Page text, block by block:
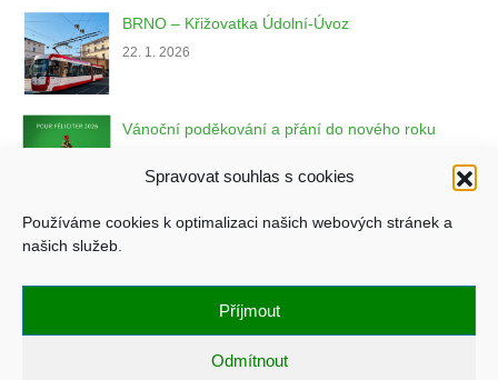
Spravovat souhlas s cookies
Používáme cookies k optimalizaci našich webových stránek a
našich služeb.
Příjmout
Odmítnout
BRNO – Křižovatka Údolní-Úvoz
22. 1. 2026
Vánoční poděkování a přání do nového roku
Copyright © ESKO, spol. s r.o.
Zásady ochrany osobních údajů
Všeobecné obchodní podmínky
Zásady cookies (EU)